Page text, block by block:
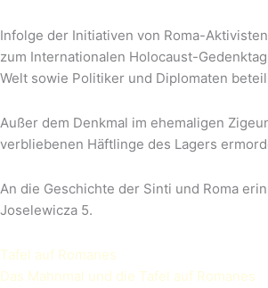
Infolge der Initiativen von Roma-
zum Internationalen Holocaust-
Welt sowie Politiker und Diplomaten
Außer dem Denkmal im ehemaligen
verbliebenen Häftlinge des Lagers
An die Geschichte der Sinti und Roma
Joselewicza 5.
Tafel auf Romanes
Das Mahnmal und die Tafel auf Romanes